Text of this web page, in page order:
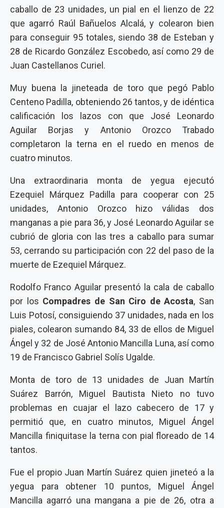
caballo de 23 unidades, un pial en el lienzo de 22
que agarró Raúl Bañuelos Alcalá, y colearon bien
para conseguir 95 totales, siendo 38 de Esteban y
28 de Ricardo González Escobedo, así como 29 de
Juan Castellanos Curiel.
Muy buena la jineteada de toro que pegó Pablo
Centeno Padilla, obteniendo 26 tantos, y de idéntica
calificación los lazos con que José Leonardo
Aguilar Borjas y Antonio Orozco Trabado
completaron la terna en el ruedo en menos de
cuatro minutos.
Una extraordinaria monta de yegua ejecutó
Ezequiel Márquez Padilla para cooperar con 25
unidades, Antonio Orozco hizo válidas dos
manganas a pie para 36, y José Leonardo Aguilar se
cubrió de gloria con las tres a caballo para sumar
53, cerrando su participación con 22 del paso de la
muerte de Ezequiel Márquez.
Rodolfo Franco Aguilar presentó la cala de caballo
por los Compadres de San Ciro de Acosta, San
Luis Potosí, consiguiendo 37 unidades, nada en los
piales, colearon sumando 84, 33 de ellos de Miguel
Ángel y 32 de José Antonio Mancilla Luna, así como
19 de Francisco Gabriel Solís Ugalde.
Monta de toro de 13 unidades de Juan Martín
Suárez Barrón, Miguel Bautista Nieto no tuvo
problemas en cuajar el lazo cabecero de 17 y
permitió que, en cuatro minutos, Miguel Ángel
Mancilla finiquitase la terna con pial floreado de 14
tantos.
Fue el propio Juan Martín Suárez quien jineteó a la
yegua para obtener 10 puntos, Miguel Ángel
Mancilla agarró una mangana a pie de 26, otra a